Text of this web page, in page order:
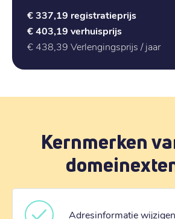
€ 337,19 registratieprijs
€ 403,19 verhuisprijs
€ 438,39 Verlengingsprijs / jaar
Kernmerken
Adresinformatie wijzigen